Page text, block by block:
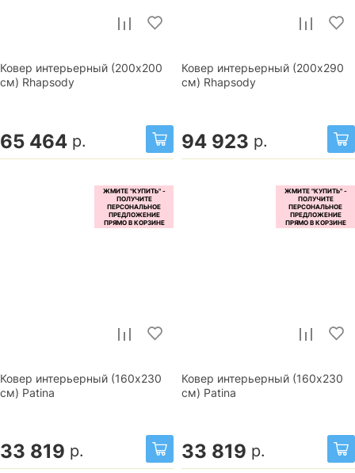
Ковер интерьерный (200x200
см) Rhapsody
65 464 р.
Ковер интерьерный (200x290
см) Rhapsody
94 923 р.
Ковер интерьерный (160x230
см) Patina
33 819 р.
Ковер интерьерный (160x230
см) Patina
33 819 р.